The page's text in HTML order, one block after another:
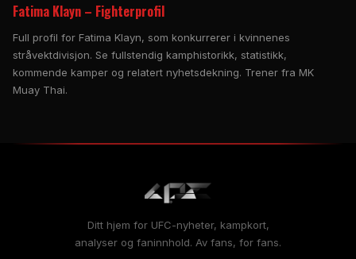
Fatima Klayn – Fighterprofil
Full profil for Fatima Klayn, som konkurrerer i kvinnenes
stråvektdivisjon. Se fullstendig kamphistorikk, statistikk,
kommende kamper og relatert nyhetsdekning. Trener fra MK
Muay Thai.
Ditt hjem for UFC-nyheter, kampkort,
analyser og faninnhold. Av fans, for fans.